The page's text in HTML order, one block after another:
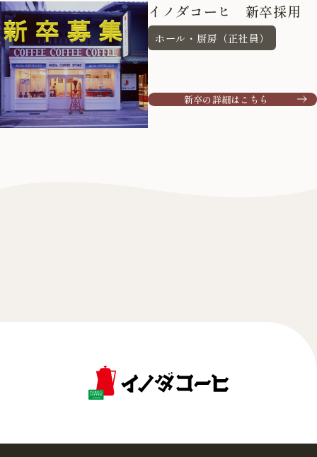
イノダコーヒ 新卒採用
ホール・厨房（正社員）
新卒の詳細はこちら